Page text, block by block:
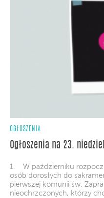
OGŁOSZENIA
Ogłoszenia na 23.
1. W październiku
osób dorosłych do
pierwszej komunii św.
nieochrzczonych, którzy